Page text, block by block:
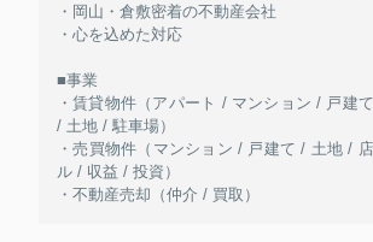
・岡山・倉敷密着の不動産会社
・心を込めた対応
■事業
・賃貸物件（アパート / マンション / 戸建
/ 土地 / 駐車場）
・売買物件（マンション / 戸建て / 土地 /
ル / 収益 / 投資）
・不動産売却（仲介 / 買取）